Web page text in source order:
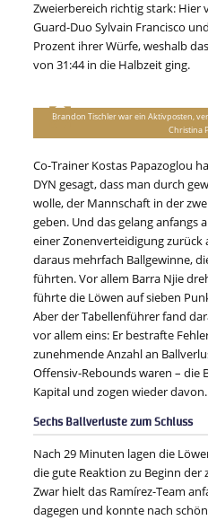
Zweierbereich richtig stark:
Guard-Duo Sylvain Francisco
Prozent ihrer Würfe, weshalb
von 31:44 in die Halbzeit ging.
Brandon Tischler war ein Aktivposten,
Christina
Co-Trainer Kostas Papazoglou
DYN gesagt, dass man durch
wolle, der Mannschaft in der
geben. Und das gelang anfangs
einer Zonenverteidigung
daraus mehrfach Ballgewinne,
führten. Vor allem Barra Njie
führte die Löwen auf sieben
Aber der Tabellenführer fand
vor allem eins: Er bestrafte
zunehmende Anzahl an
Offensiv-Rebounds waren – die
Kapital und zogen wieder davon.
Sechs Ballverluste zum Schluss
Nach 29 Minuten lagen die
die gute Reaktion zu Beginn
Zwar hielt das Ramírez-Team
dagegen und konnte nach